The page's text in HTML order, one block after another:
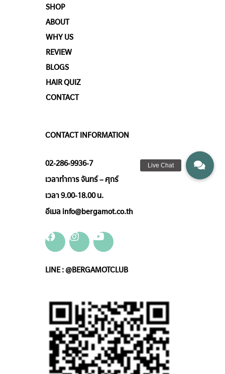
SHOP
ABOUT
WHY US
REVIEW
BLOGS
HAIR QUIZ
CONTACT
CONTACT INFORMATION
02-286-9936-7
เวลาทำการ จันทร์ – ศุกร์
เวลา 9.00-18.00 น.
อีเมล info@bergamot.co.th
LINE : @BERGAMOTCLUB